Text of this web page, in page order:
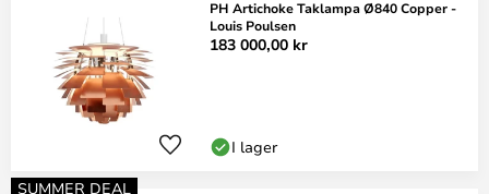
PH Artichoke Taklampa Ø840 Copper -
Louis Poulsen
183 000,00 kr
I lager
SUMMER DEAL